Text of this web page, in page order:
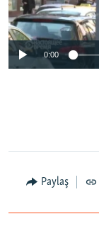
0:00
Paylaş